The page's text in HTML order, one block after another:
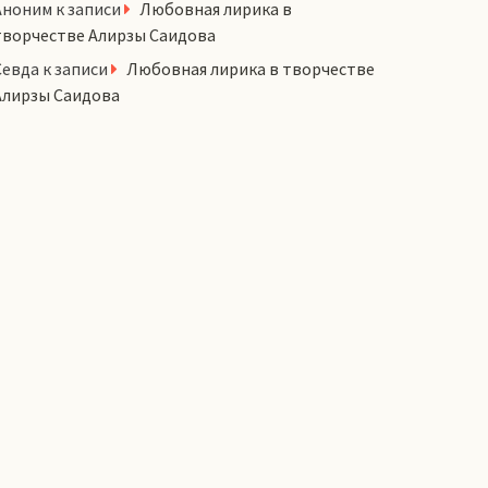
к записи
Любовная лирика в
Алирзы Саидова
к записи
Любовная лирика в творчестве
Саидова